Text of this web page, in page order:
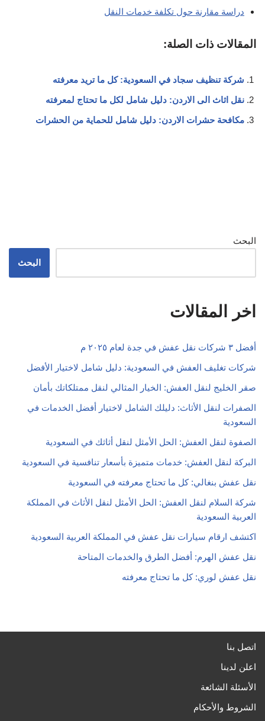
دراسة مقارنة حول تكلفة خدمات النقل
المقالات ذات الصلة:
شركة تنظيف سجاد في السعودية: كل ما تريد معرفته
نقل اثاث الى الاردن: دليل شامل لكل ما تحتاج لمعرفته
مكافحة حشرات الاردن: دليل شامل للحماية من الحشرات
البحث
البحث
اخر المقالات
أفضل ٣ شركات نقل عفش في جدة لعام ٢٠٢٥ م
شركات تغليف العفش في السعودية: دليل شامل لاختيار الأفضل
صقر الخليج لنقل العفش: الخيار المثالي لنقل ممتلكاتك بأمان
الصفرات لنقل الأثاث: دليلك الشامل لاختيار أفضل الخدمات في
السعودية
الصفوة لنقل العفش: الحل الأمثل لنقل أثاثك في السعودية
البركة لنقل العفش: خدمات متميزة بأسعار تنافسية في السعودية
نقل عفش بنغالي: كل ما تحتاج معرفته في السعودية
شركة السلام لنقل العفش: الحل الأمثل لنقل الأثاث في المملكة
العربية السعودية
اكتشف ارقام سيارات نقل عفش في المملكة العربية السعودية
نقل عفش الهرم: أفضل الطرق والخدمات المتاحة
نقل عفش لوري: كل ما تحتاج معرفته
اتصل بنا
اعلن لدينا
الأسئلة الشائعة
الشروط والأحكام